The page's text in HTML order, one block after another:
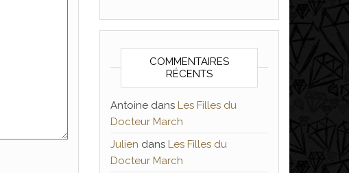
COMMENTAIRES
RÉCENTS
Antoinedans Les Filles du
Docteur March
Julien dans Les Filles du
Docteur March